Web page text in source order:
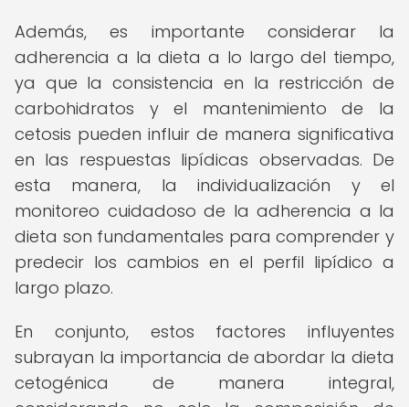
Además, es importante considerar la
adherencia a la dieta a lo largo del tiempo,
ya que la consistencia en la restricción de
carbohidratos y el mantenimiento de la
cetosis pueden influir de manera significativa
en las respuestas lipídicas observadas. De
esta manera, la individualización y el
monitoreo cuidadoso de la adherencia a la
dieta son fundamentales para comprender y
predecir los cambios en el perfil lipídico a
largo plazo.
En conjunto, estos factores influyentes
subrayan la importancia de abordar la dieta
cetogénica de manera integral,